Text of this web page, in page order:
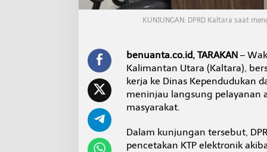
n
P
R
D
a
l
a
r
KUNJUNGAN: DPRD Kaltara saat
benuanta.co.id, TARAKAN–
Kalimantan Utara (Kaltara),
kerja ke Dinas Kependudukan
meninjau langsung pelayanan
masyarakat.
Dalam kunjungan tersebut,
pencetakan KTP elektronik